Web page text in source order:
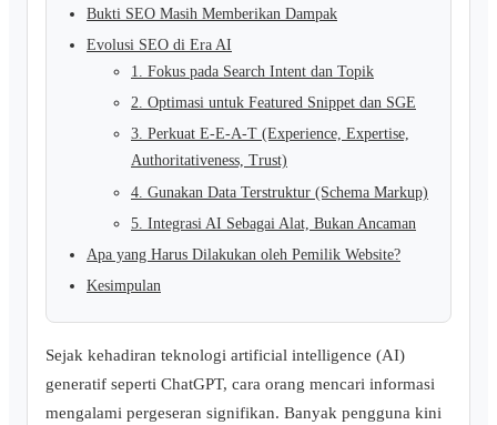
Bukti SEO Masih Memberikan Dampak
Evolusi SEO di Era AI
1. Fokus pada Search Intent dan Topik
2. Optimasi untuk Featured Snippet dan SGE
3. Perkuat E-E-A-T (Experience, Expertise,
Authoritativeness, Trust)
4. Gunakan Data Terstruktur (Schema Markup)
5. Integrasi AI Sebagai Alat, Bukan Ancaman
Apa yang Harus Dilakukan oleh Pemilik Website?
Kesimpulan
Sejak kehadiran teknologi artificial intelligence (AI)
generatif seperti ChatGPT, cara orang mencari informasi
mengalami pergeseran signifikan. Banyak pengguna kini